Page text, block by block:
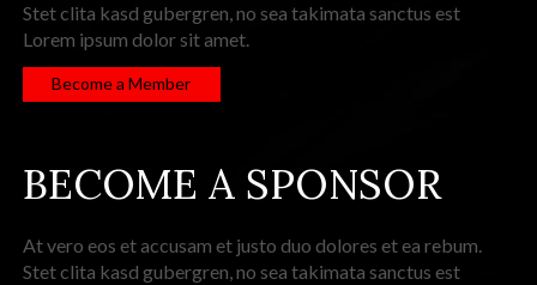
Stet clita kasd gubergren, no sea takimata sanctus est
Lorem ipsum dolor sit amet.
Become a Member
BECOME A SPONSOR
At vero eos et accusam et justo duo dolores et ea rebum.
Stet clita kasd gubergren, no sea takimata sanctus est